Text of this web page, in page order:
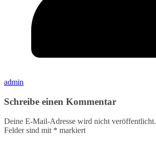
admin
Schreibe einen Kommentar
Deine E-Mail-Adresse wird nicht veröffentlicht.
Felder sind mit * markiert